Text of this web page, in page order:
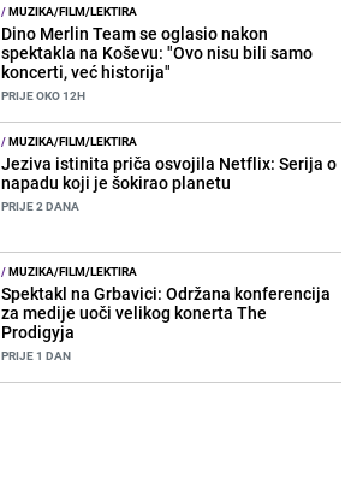
/MUZIKA/FILM/LEKTIRA
Dino Merlin Team se oglasio nakon
spektakla na Koševu: "Ovo nisu bili samo
koncerti, već historija"
PRIJE OKO 12H
/MUZIKA/FILM/LEKTIRA
Jeziva istinita priča osvojila Netflix: Serija o
napadu koji je šokirao planetu
PRIJE 2 DANA
/MUZIKA/FILM/LEKTIRA
Spektakl na Grbavici: Održana konferencija
za medije uoči velikog konerta The
Prodigyja
PRIJE 1 DAN